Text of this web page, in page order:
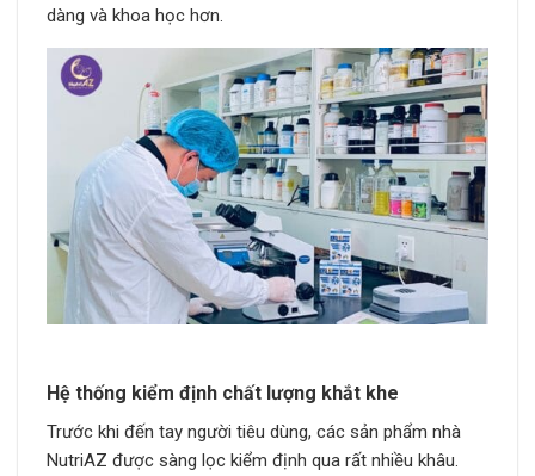
dàng và khoa học hơn.
Hệ thống kiểm định chất lượng khắt khe
Trước khi đến tay người tiêu dùng, các sản phẩm nhà
NutriAZ được sàng lọc kiểm định qua rất nhiều khâu.